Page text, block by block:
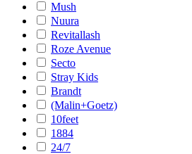
Mush
Nuura
Revitallash
Roze Avenue
Secto
Stray Kids
Brandt
(Malin+Goetz)
10feet
1884
24/7